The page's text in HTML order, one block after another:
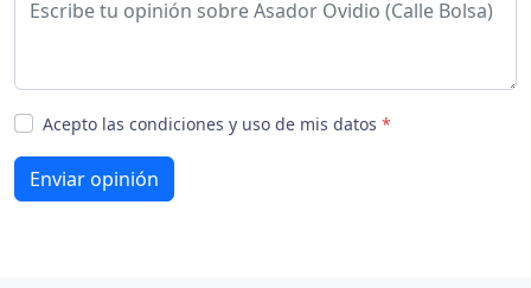
Acepto las condiciones y uso de mis datos *
Enviar opinión